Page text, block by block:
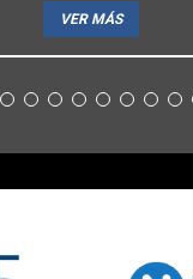
VER MÁS